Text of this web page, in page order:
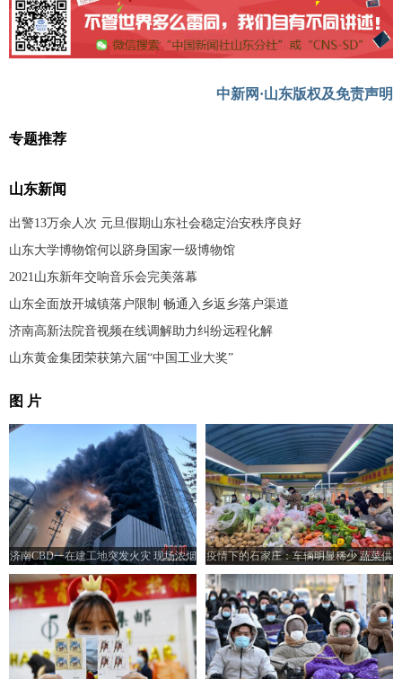
中新网·山东版权及免责声明
专题推荐
山东新闻
出警13万余人次 元旦假期山东社会稳定治安秩序良好
山东大学博物馆何以跻身国家一级博物馆
2021山东新年交响音乐会完美落幕
山东全面放开城镇落户限制 畅通入乡返乡落户渠道
济南高新法院音视频在线调解助力纠纷远程化解
山东黄金集团荣获第六届“中国工业大奖”
图 片
济南CBD一在建工地突发火灾 现场浓烟
滚滚
疫情下的石家庄：车辆明显稀少 蔬菜供
给充足